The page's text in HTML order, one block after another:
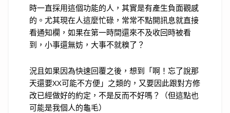
時一直採用這個功能的人，其實是有產生負面觀感
的。尤其現在人這麼忙碌，常常不點開訊息就直接
看通知欄，如果在第一時間還來不及收回時被看
到，小事還無妨，大事不就糗了？
況且如果因為快速回覆之後，想到「啊！忘了說那
天還要XX可能不方便」之類的，又要因此跟對方修
改已經做好的約定，不是反而不好嗎？（但這點也
可能是我個人的龜毛）